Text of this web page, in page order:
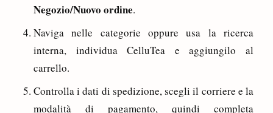
Negozio/Nuovo ordine.
Naviga nelle categorie oppure usa la ricerca
interna, individua CelluTea e aggiungilo al
carrello.
Controlla i dati di spedizione, scegli il corriere e la
modalità di pagamento, quindi completa